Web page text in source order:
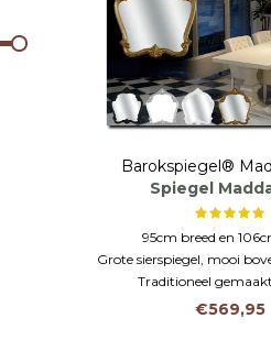
Barokspiegel®
Spiegel
95cm breed en
Grote sierspiegel, mooi
Traditioneel
€569,95